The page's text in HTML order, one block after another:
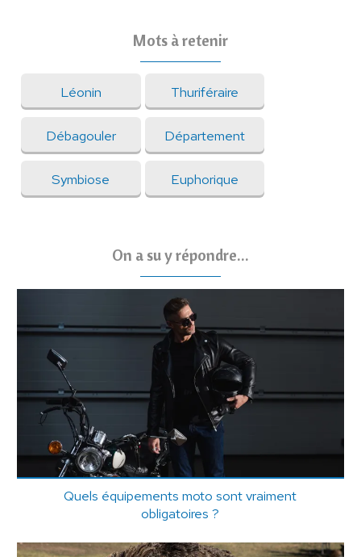
Mots à retenir
Léonin Thuriféraire
Débagouler Département
Symbiose Euphorique
On a su y répondre...
Quels équipements moto sont vraiment
obligatoires ?